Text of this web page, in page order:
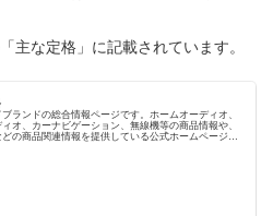
主な定格」に記載されています。
ランドの総合情報ページです。ホームオーディオ、
オ、カーナビゲーション、無線機等の商品情報や、
の商品関連情報を提供している公式ホームページで